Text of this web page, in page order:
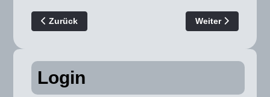
Vorheriger Beitrag: barchetta Allianz Westfalen
Zurück Nächster
Weiter
Login